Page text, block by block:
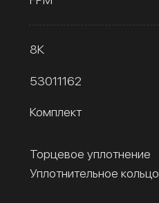
8К
53011162
Комплект
Торцевое уплотнение
Уплотнительное кольцо